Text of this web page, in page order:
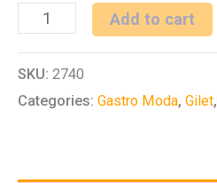
RF
Service
Add to cart
SKU: 2740
Categories: Gastro Moda, Gilet,